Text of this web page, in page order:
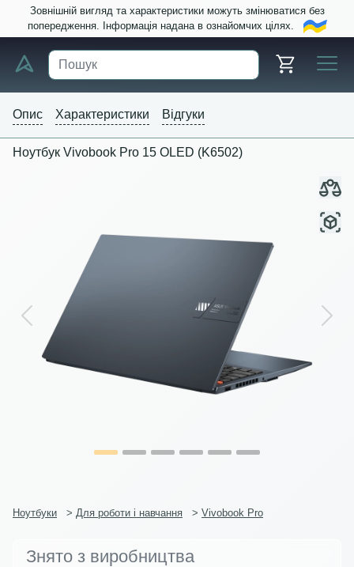
Зовнішній вигляд та характеристики можуть змінюватися без
попередження. Інформація надана в ознайомчих цілях.
Опис Характеристики Відгуки
Ноутбук Vivobook Pro 15 OLED (K6502)
Previous Next
Ноутбуки > Для роботи і навчання > Vivobook Pro
Знято з виробництва